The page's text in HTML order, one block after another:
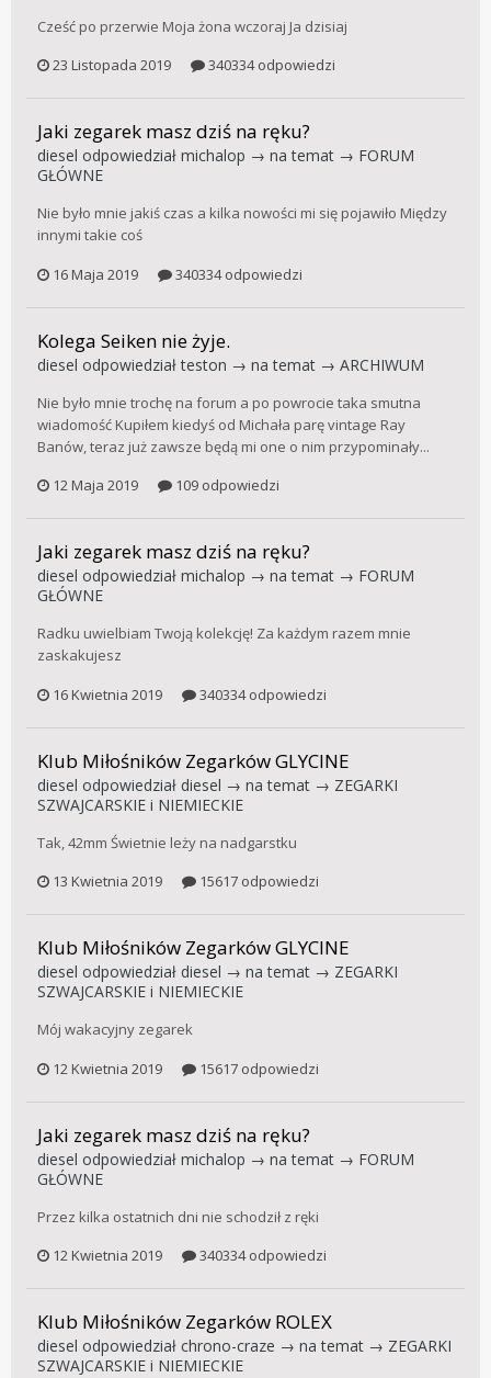
Cześć po przerwie Moja żona wczoraj Ja dzisiaj
23 Listopada 2019
340334 odpowiedzi
Jaki zegarek masz dziś na ręku?
diesel odpowiedział michalop → na temat → FORUM
GŁÓWNE
Nie było mnie jakiś czas a kilka nowości mi się pojawiło Między
innymi takie coś
16 Maja 2019
340334 odpowiedzi
Kolega Seiken nie żyje.
diesel odpowiedziałteston → na temat → ARCHIWUM
Nie było mnie trochę na forum a po powrocie taka smutna
wiadomość Kupiłem kiedyś od Michała parę vintage Ray
Banów, teraz już zawsze będą mi one o nim przypominały...
12 Maja 2019
109 odpowiedzi
Jaki zegarek masz dziś na ręku?
diesel odpowiedział michalop → na temat → FORUM
GŁÓWNE
Radku uwielbiam Twoją kolekcję! Za każdym razem mnie
zaskakujesz
16 Kwietnia 2019
340334 odpowiedzi
Klub Miłośników Zegarków GLYCINE
diesel odpowiedział diesel → na temat → ZEGARKI
SZWAJCARSKIE i NIEMIECKIE
Tak, 42mm Świetnie leży na nadgarstku
13 Kwietnia 2019
15617 odpowiedzi
Klub Miłośników Zegarków GLYCINE
diesel odpowiedział diesel → na temat → ZEGARKI
SZWAJCARSKIE i NIEMIECKIE
Mój wakacyjny zegarek
12 Kwietnia 2019
15617 odpowiedzi
Jaki zegarek masz dziś na ręku?
diesel odpowiedział michalop → na temat → FORUM
GŁÓWNE
Przez kilka ostatnich dni nie schodził z ręki
12 Kwietnia 2019
340334 odpowiedzi
Klub Miłośników Zegarków ROLEX
diesel odpowiedział chrono-craze → na temat → ZEGARKI
SZWAJCARSKIE i NIEMIECKIE